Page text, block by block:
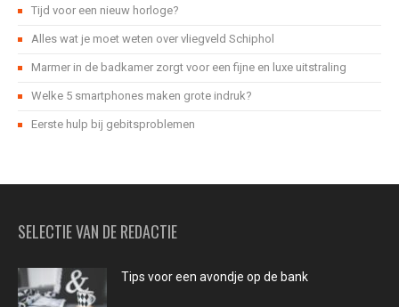
Tijd voor een nieuw horloge?
Alles wat je moet weten over vliegveld Schiphol
Marmer in de badkamer zorgt voor een fijne en luxe uitstraling
Welke 5 smartphones maken grote indruk?
Eerste hulp bij gebitsproblemen
SELECTIE VAN DE REDACTIE
Tips voor een avondje op de bank